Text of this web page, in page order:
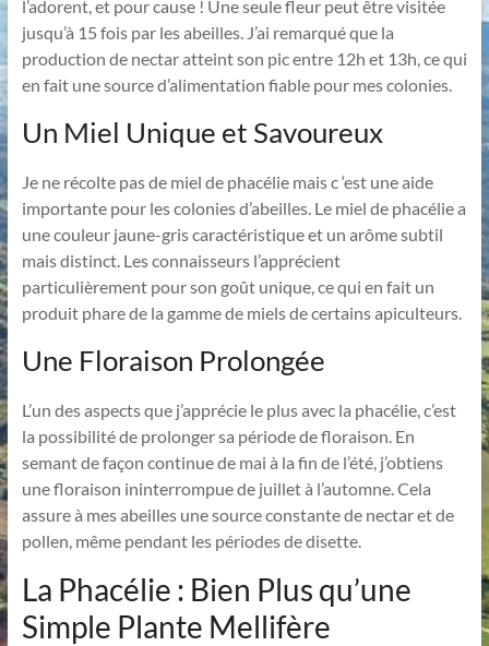
l’adorent, et pour cause ! Une seule fleur peut être visitée
jusqu’à 15 fois par les abeilles. J’ai remarqué que la
production de nectar atteint son pic entre 12h et 13h, ce qui
en fait une source d’alimentation fiable pour mes colonies.
Un Miel Unique et Savoureux
Je ne récolte pas de miel de phacélie mais c ‘est une aide
importante pour les colonies d’abeilles. Le miel de phacélie a
une couleur jaune-gris caractéristique et un arôme subtil
mais distinct. Les connaisseurs l’apprécient
particulièrement pour son goût unique, ce qui en fait un
produit phare de la gamme de miels de certains apiculteurs.
Une Floraison Prolongée
L’un des aspects que j’apprécie le plus avec la phacélie, c’est
la possibilité de prolonger sa période de floraison. En
semant de façon continue de mai à la fin de l’été, j’obtiens
une floraison ininterrompue de juillet à l’automne. Cela
assure à mes abeilles une source constante de nectar et de
pollen, même pendant les périodes de disette.
La Phacélie : Bien Plus qu’une
Simple Plante Mellifère